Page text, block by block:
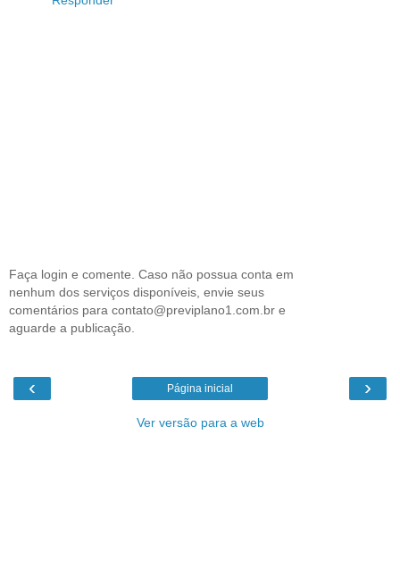
Faça login e comente. Caso não possua conta em
nenhum dos serviços disponíveis, envie seus
comentários para contato@previplano1.com.br e
aguarde a publicação.
‹ ›
Página inicial
Ver versão para a web